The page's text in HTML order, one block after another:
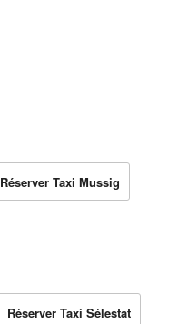
Réserver Taxi Mussig
Réserver Taxi Sélestat